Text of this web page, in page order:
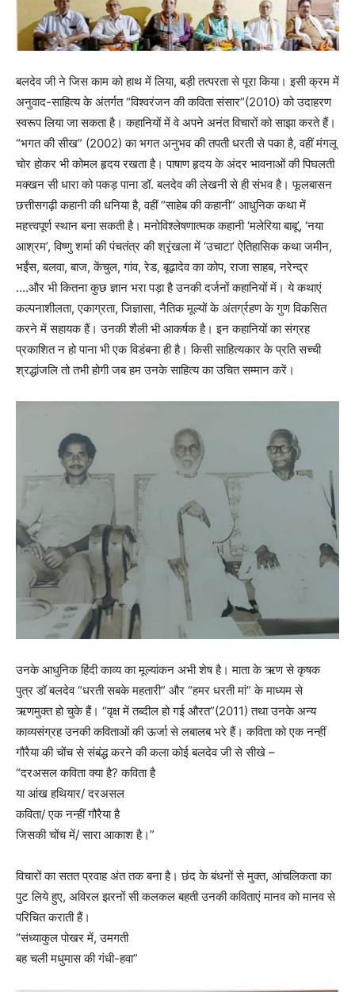
बलदेव जी ने जिस काम को हाथ में लिया, बड़ी तत्परता से पूरा किया। इसी क्रम में
अनुवाद-साहित्य के अंतर्गत “विश्वरंजन की कविता संसार”(2010) को उदाहरण
स्वरूप लिया जा सकता है। कहानियों में वे अपने अनंत विचारों को साझा करते हैं।
“भगत की सीख” (2002) का भगत अनुभव की तपती धरती से पका है, वहीं मंगलू
चोर होकर भी कोमल हृदय रखता है। पाषाण हृदय के अंदर भावनाओं की पिघलती
मक्खन सी धारा को पकड़ पाना डॉ. बलदेव की लेखनी से ही संभव है। फूलबासन
छत्तीसगढ़ी कहानी की धनिया है, वहीं “साहेब की कहानी” आधुनिक कथा में
महत्त्वपूर्ण स्थान बना सकती है। मनोविश्लेषणात्मक कहानी ‘मलेरिया बाबू’, ‘नया
आश्रम’, विष्णु शर्मा की पंचतंत्र की श्रृंखला में ‘उचाटा’ ऐतिहासिक कथा जमीन,
भईंस, बलवा, बाज, केंचुल, गांव, रेड, बूढ़ादेव का कोप, राजा साहब, नरेन्द्र
….और भी कितना कुछ ज्ञान भरा पड़ा है उनकी दर्जनों कहानियों में। ये कथाएं
कल्पनाशीलता, एकाग्रता, जिज्ञासा, नैतिक मूल्यों के अंतर्ग्रहण के गुण विकसित
करने में सहायक हैं। उनकी शैली भी आकर्षक है। इन कहानियों का संग्रह
प्रकाशित न हो पाना भी एक विडंबना ही है। किसी साहित्यकार के प्रति सच्ची
श्रद्धांजलि तो तभी होगी जब हम उनके साहित्य का उचित सम्मान करें।
उनके आधुनिक हिंदी काव्य का मूल्यांकन अभी शेष है। माता के ऋण से कृषक
पुत्र डॉ बलदेव “धरती सबके महतारी” और “हमर धरती मां” के माध्यम से
ऋणमुक्त हो चुके हैं। “वृक्ष में तब्दील हो गई औरत”(2011) तथा उनके अन्य
काव्यसंग्रह उनकी कविताओं की ऊर्जा से लबालब भरे हैं। कविता को एक नन्हीं
गौरैया की चोंच से संबंद्ध करने की कला कोई बलदेव जी से सीखे –
“दरअसल कविता क्या है? कविता है
या आंख हथियार/ दरअसल
कविता/ एक नन्हीं गौरैया है
जिसकी चोंच में/ सारा आकाश है।”
विचारों का सतत प्रवाह अंत तक बना है। छंद के बंधनों से मुक्त, आंचलिकता का
पुट लिये हुए, अविरल झरनों सी कलकल बहती उनकी कविताएं मानव को मानव से
परिचित कराती हैं।
“संध्याकुल पोखर में, उमगती
बह चली मधुमास की गंधी-हवा”